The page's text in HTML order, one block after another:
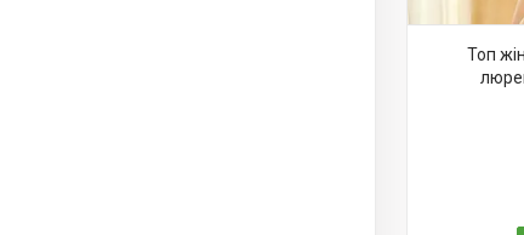
Топ